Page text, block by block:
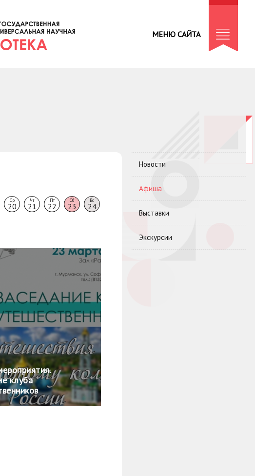
МЕНЮ САЙТА
Ср
20
Чт
21
Пт
22
Сб
23
Вс
24
клуба
Новости
Афиша
Выставки
Экскурсии